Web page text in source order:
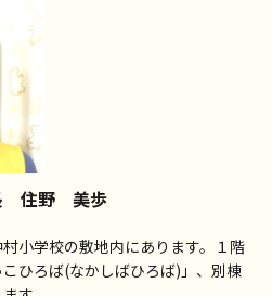
住野 美歩
小学校の敷地内にあります。１階
ひろば(なかしばひろば)」、別棟